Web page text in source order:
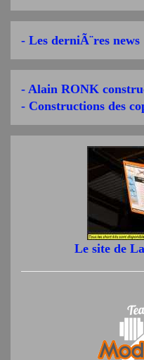
- Les derniÃ¨res news
- Alain RONK
- Constructions des
Le site de